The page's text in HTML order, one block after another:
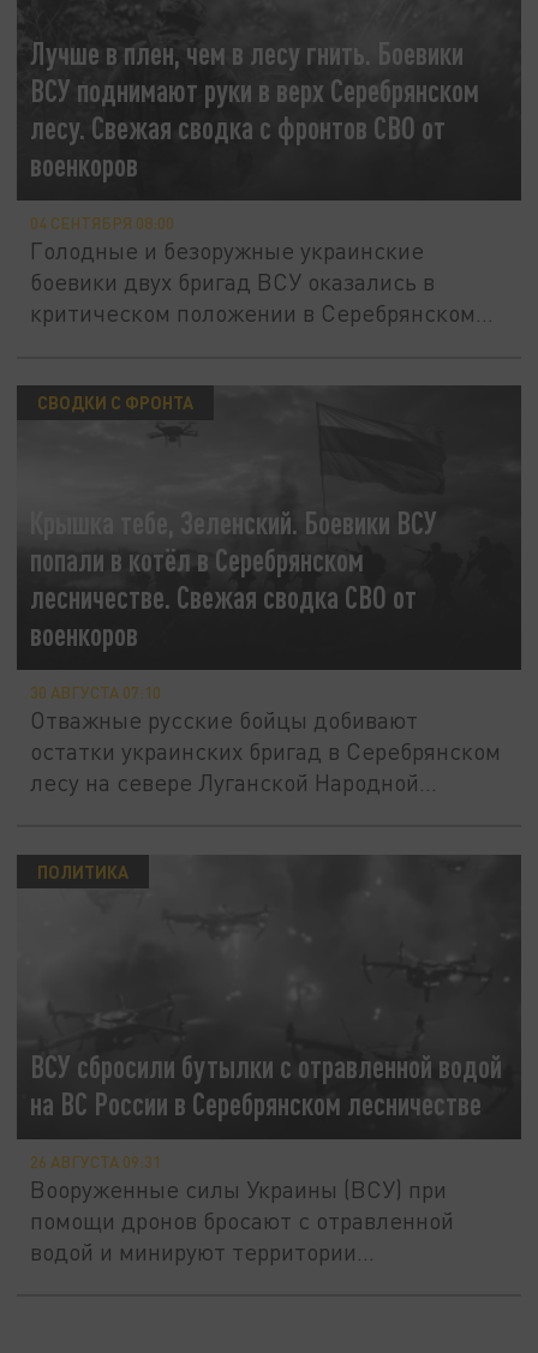
Лучше в плен, чем в лесу гнить. Боевики
ВСУ поднимают руки в верх Серебрянском
лесу. Свежая сводка с фронтов СВО от
военкоров
04 СЕНТЯБРЯ 08:00
Голодные и безоружные украинские
боевики двух бригад ВСУ оказались в
критическом положении в Серебрянском...
Крышка тебе, Зеленский. Боевики ВСУ
попали в котёл в Серебрянском
лесничестве. Свежая сводка СВО от
военкоров
СВОДКИ С ФРОНТА
30 АВГУСТА 07:10
Отважные русские бойцы добивают
остатки украинских бригад в Серебрянском
лесу на севере Луганской Народной...
ВСУ сбросили бутылки с отравленной водой
на ВС России в Серебрянском лесничестве
ПОЛИТИКА
26 АВГУСТА 09:31
Вооруженные силы Украины (ВСУ) при
помощи дронов бросают с отравленной
водой и минируют территории...